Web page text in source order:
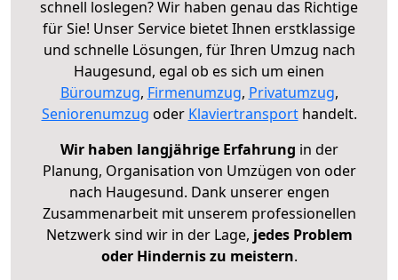
schnell loslegen? Wir haben genau das Richtige
für Sie! Unser Service bietet Ihnen erstklassige
und schnelle Lösungen, für Ihren Umzug nach
Haugesund, egal ob es sich um einen
Büroumzug, Firmenumzug, Privatumzug,
Seniorenumzug oder Klaviertransporthandelt.
Wir haben langjährige Erfahrung in der
Planung, Organisation von Umzügen von oder
nach Haugesund. Dank unserer engen
Zusammenarbeit mit unserem professionellen
Netzwerk sind wir in der Lage, jedes Problem
oder Hindernis zu meistern.